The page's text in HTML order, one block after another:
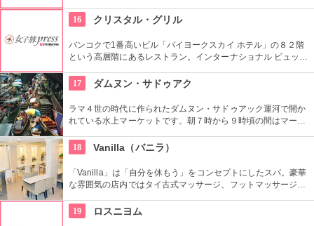
の通りを一つにまとめたような印象です。
16 クリスタル・グリル
バンコクで1番高いビル「バイヨークスカイ ホテル」の８２階
という高層階にあるレストラン。インターナショナル ビュッフ
晴らしいバンコクの夜景を楽しめる。
17 ダムヌン・サドゥアク
ラマ４世の時代に作られたダムヌン・サドゥアック運河で開か
れている水上マーケットです。朝７時から９時頃の間はマーケ
どを積んだ小舟が水上を行き来している中を舟に乗って水上シ
ョッピングを楽しめます。買う時は舟を止めてもらって値段交
渉をします。
18 Vanilla（バニラ）
「Vanilla」は「自分を休もう」をコンセプトにしたスパ。豪華
な雰囲気の店内ではタイ古式マッサージ、フットマッサージ、
メニューは300バーツ（約900円）からと日本より安価なとこ
ろがタイならでは。数種類ものハーブを詰め込んだオーガニッ
19 ロスニヨム